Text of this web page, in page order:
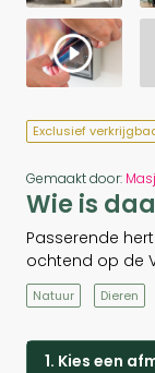
Exclusief
Gemaakt door:
Wie is
Passerende
ochtend op de
Natuur Dieren
1. Kies een